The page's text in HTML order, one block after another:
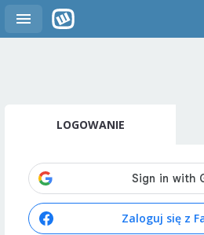
LOGOWANIE
Zaloguj się z